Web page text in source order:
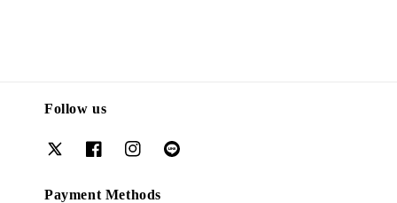
Follow us
Payment Methods